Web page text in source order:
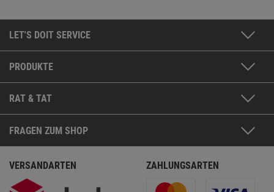
LET'S DOIT SERVICE
PRODUKTE
RAT & TAT
FRAGEN ZUM SHOP
VERSANDARTEN ZAHLUNGSARTEN